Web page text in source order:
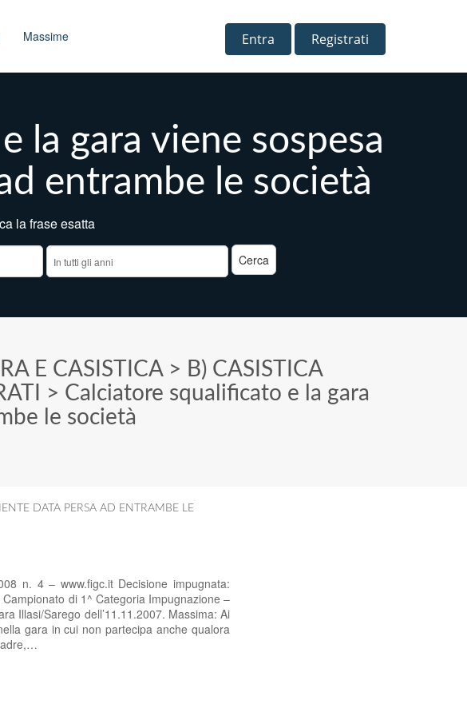
Massime Entra Registrati
la gara viene sospesa
entrambe le società
la frase esatta
E CASISTICA> B) CASISTICA
> Calciatore squalificato e la gara
le società
DATA PERSA AD ENTRAMBE LE
n. 4 – www.figc.it Decisione impugnata:
di 1^ Categoria Impugnazione –
Illasi/Sarego dell’11.11.2007. Massima: Ai
gara in cui non partecipa anche qualora